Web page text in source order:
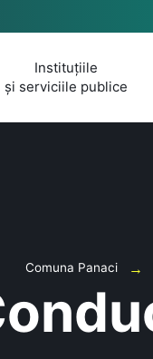
Instituțiile
și serviciile publice
Comuna Panaci